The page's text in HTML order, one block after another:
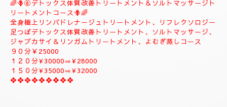
ント致します、体質改善足つぼリフレクソロジーデトックストリ
ートメント疲労回復トリートメントアロマトリートメント致しま
す。
９０分￥20000
１２０分¥25000⇒おすすめ致します。
１５０分¥28000⇒よむぎ蒸しサービス致します。
１８０分￥34000⇒ラグジュアリーにゆっくりトリートメント致
します。
是非おすすめ致します全て入って居るコースになりますのでおす